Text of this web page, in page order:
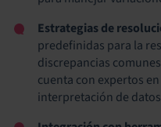
Estrategias de
predefinidas para la
discrepancias
cuenta con expertos
interpretación de